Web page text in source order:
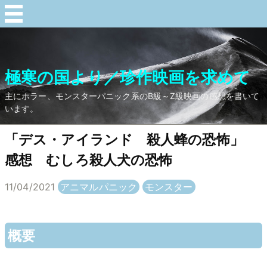
極寒の国より／珍作映画を求めて
主にホラー、モンスターパニック系のB級～Z級映画の感想を書いて
います。
「デス・アイランド 殺人蜂の恐怖」
感想 むしろ殺人犬の恐怖
11/04/2021 アニマルパニック モンスター
概要